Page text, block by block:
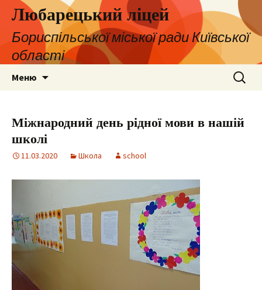
Любарецький ліцей
Бориспільської міської ради Київської
області
Меню Пошук:
Міжнародний день рідної мови в нашій
школі
11.03.2020 Школа school